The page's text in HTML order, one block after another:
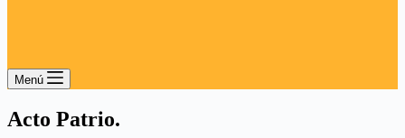
Menú
Acto Patrio.